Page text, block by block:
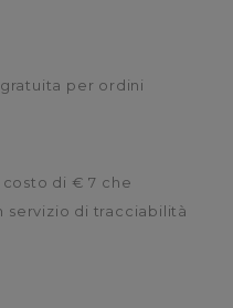
per ordini
costo di € 7 che
di tracciabilità